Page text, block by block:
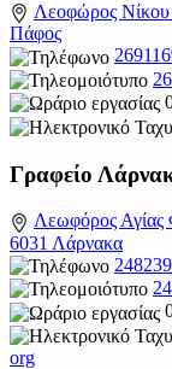
Λεοφώρος Νίκου
Πάφος
Γραφείο
Λεωφόρος Αγίας
6031 Λάρνακα
org